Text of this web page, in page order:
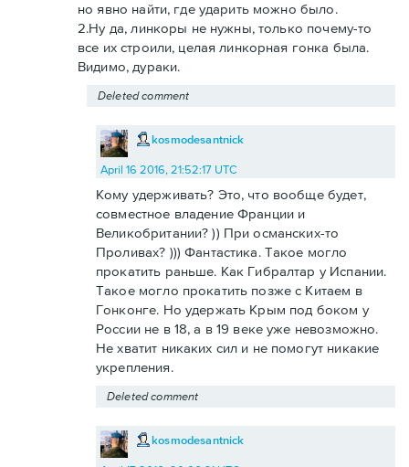
но явно найти, где ударить можно было.
2.Ну да, линкоры не нужны, только почему-то
все их строили, целая линкорная гонка была.
Видимо, дураки.
Deleted comment
kosmodesantnick
April 16 2016, 21:52:17 UTC
Кому удерживать? Это, что вообще будет,
совместное владение Франции и
Великобритании? )) При османских-то
Проливах? ))) Фантастика. Такое могло
прокатить раньше. Как Гибралтар у Испании.
Такое могло прокатить позже с Китаем в
Гонконге. Но удержать Крым под боком у
России не в 18, а в 19 веке уже невозможно.
Не хватит никаких сил и не помогут никакие
укрепления.
Deleted comment
kosmodesantnick